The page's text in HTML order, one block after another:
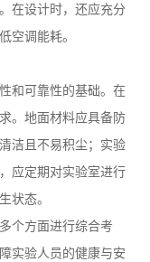
在设计时，还应充分
空调能耗。
和可靠性的基础。在
。地面材料应具备防
洁且不易积尘；实验
应定期对实验室进行
状态。
个方面进行综合考
实验人员的健康与安